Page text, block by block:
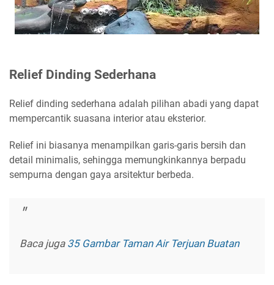
Relief Dinding Sederhana
Relief dinding sederhana adalah pilihan abadi yang dapat
mempercantik suasana interior atau eksterior.
Relief ini biasanya menampilkan garis-garis bersih dan
detail minimalis, sehingga memungkinkannya berpadu
sempurna dengan gaya arsitektur berbeda.
Baca juga 35 Gambar Taman Air Terjuan Buatan